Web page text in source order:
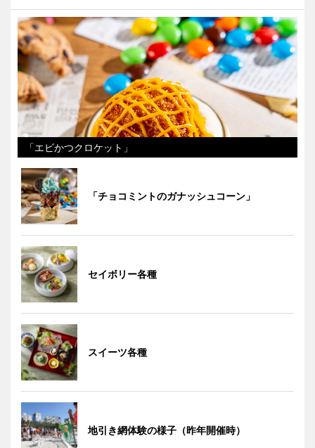
「エビかつクロケット」
「チョコミントのガナッシュコーン」
セイボリー各種
スイーツ各種
地引き網体験の様子（昨年開催時）